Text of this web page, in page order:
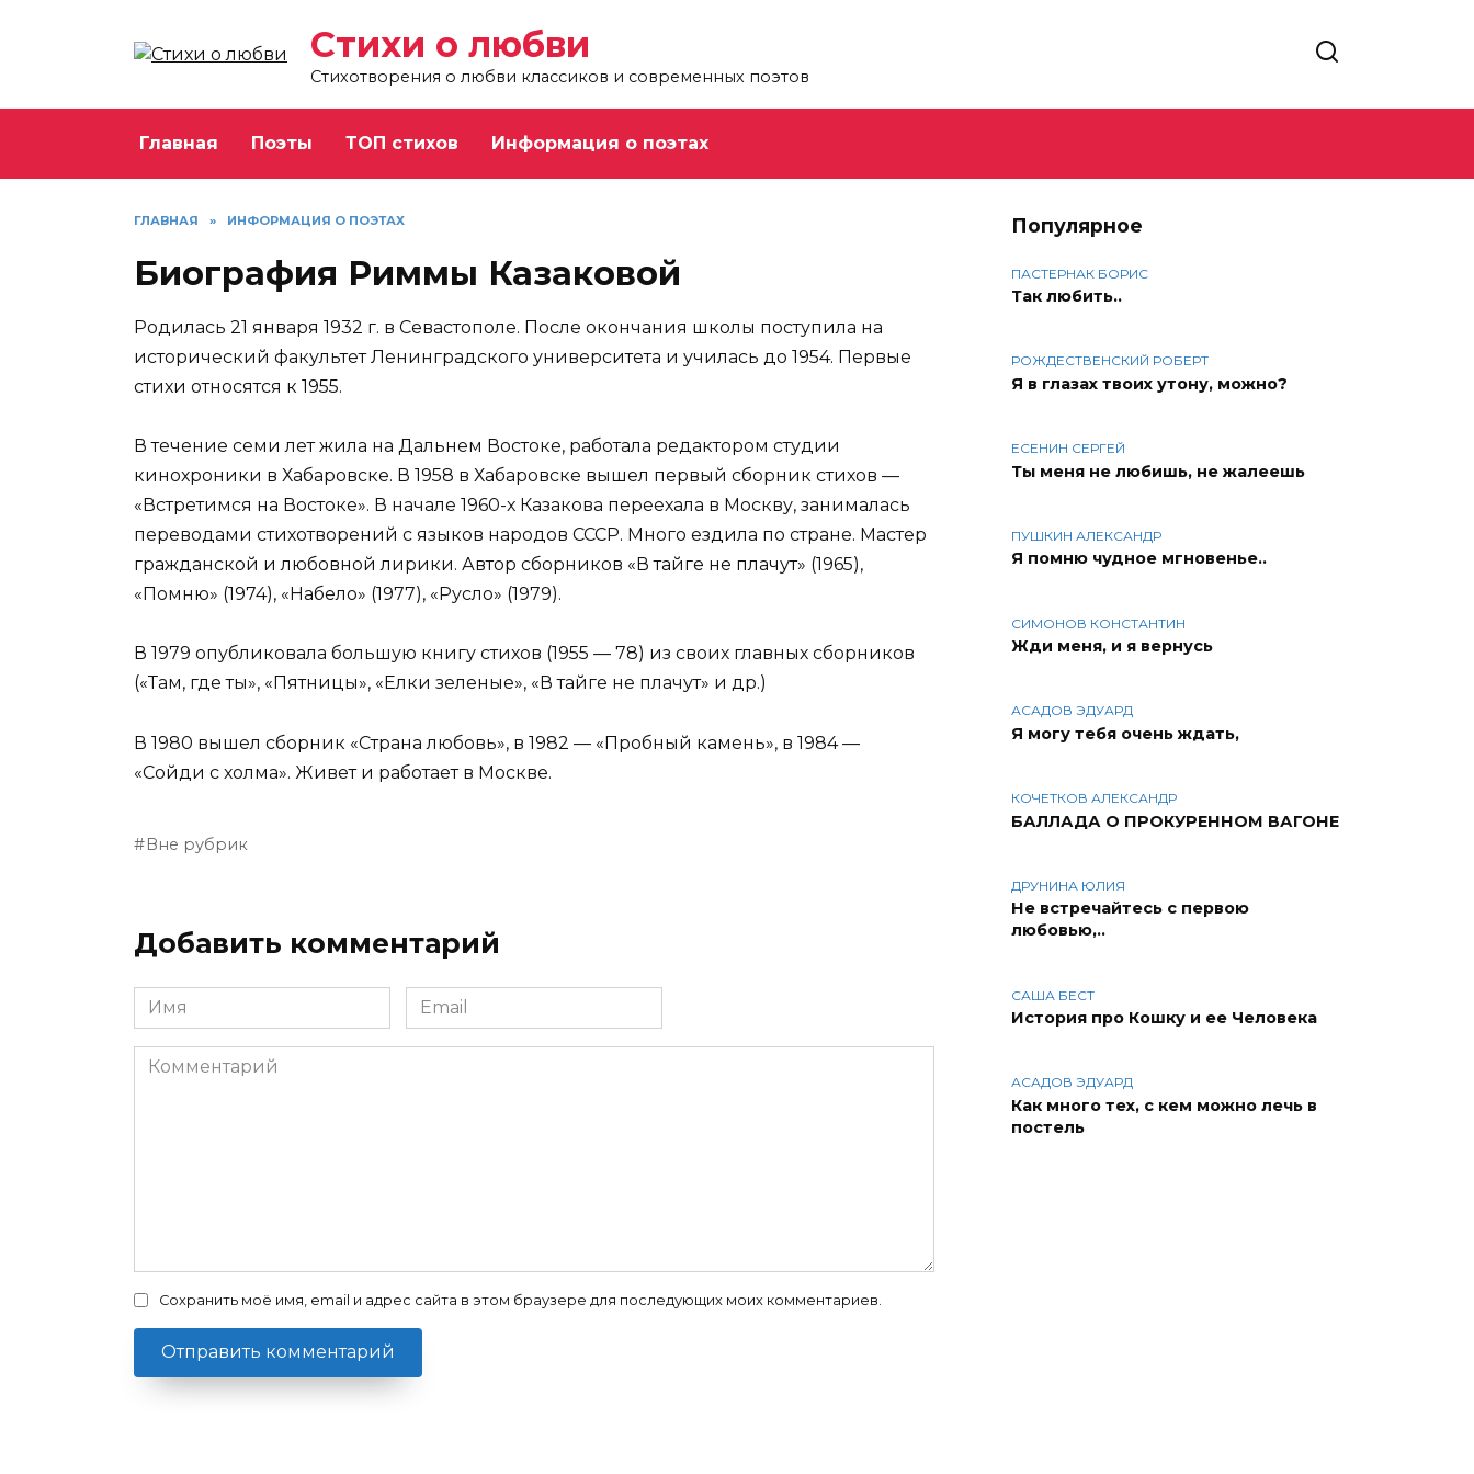
Стихи о любви
Стихотворения о любви классиков и современных поэтов
Главная Поэты ТОП стихов Информация о поэтах
ГЛАВНАЯ » ИНФОРМАЦИЯ О ПОЭТАХ
Биография Риммы Казаковой
Родилась 21 января 1932 г. в Севастополе. После окончания школы поступила на
исторический факультет Ленинградского университета и училась до 1954. Первые
стихи относятся к 1955.
В течение семи лет жила на Дальнем Востоке, работала редактором студии
кинохроники в Хабаровске. В 1958 в Хабаровске вышел первый сборник стихов —
«Встретимся на Востоке». В начале 1960-х Казакова переехала в Москву, занималась
переводами стихотворений с языков народов СССР. Много ездила по стране. Мастер
гражданской и любовной лирики. Автор сборников «В тайге не плачут» (1965),
«Помню» (1974), «Набело» (1977), «Русло» (1979).
В 1979 опубликовала большую книгу стихов (1955 — 78) из своих главных сборников
(«Там, где ты», «Пятницы», «Елки зеленые», «В тайге не плачут» и др.)
В 1980 вышел сборник «Страна любовь», в 1982 — «Пробный камень», в 1984 —
«Сойди с холма». Живет и работает в Москве.
Вне рубрик
Добавить комментарий
Имя Email
Комментарий
Сохранить моё имя, email и адрес сайта в этом браузере для последующих моих комментариев.
Популярное
ПАСТЕРНАК БОРИС
Так любить..
РОЖДЕСТВЕНСКИЙ РОБЕРТ
Я в глазах твоих утону, можно?
ЕСЕНИН СЕРГЕЙ
Ты меня не любишь, не жалеешь
ПУШКИН АЛЕКСАНДР
Я помню чудное мгновенье..
СИМОНОВ КОНСТАНТИН
Жди меня, и я вернусь
АСАДОВ ЭДУАРД
Я могу тебя очень ждать,
КОЧЕТКОВ АЛЕКСАНДР
БАЛЛАДА О ПРОКУРЕННОМ ВАГОНЕ
ДРУНИНА ЮЛИЯ
Не встречайтесь с первою
любовью,..
САША БЕСТ
История про Кошку и ее Человека
АСАДОВ ЭДУАРД
Как много тех, с кем можно лечь в
постель